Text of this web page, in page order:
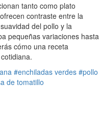
tanto como plato
contraste entre la
del pollo y la
pequeñas variaciones hasta
cómo una receta
#enchiladas verdes #pollo
de tomatillo